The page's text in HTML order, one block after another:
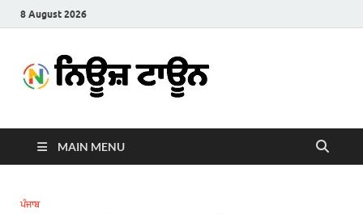
8 August 2026
Town
MAIN MENU
ਪੰਜਾਬ